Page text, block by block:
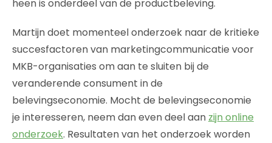
heen is onderdeel van de productbeleving.
Martijn doet momenteel onderzoek naar de kritieke
succesfactoren van marketingcommunicatie voor
MKB-organisaties om aan te sluiten bij de
veranderende consument in de
belevingseconomie. Mocht de belevingseconomie
je interesseren, neem dan even deel aan zijn online
onderzoek. Resultaten van het onderzoek worden